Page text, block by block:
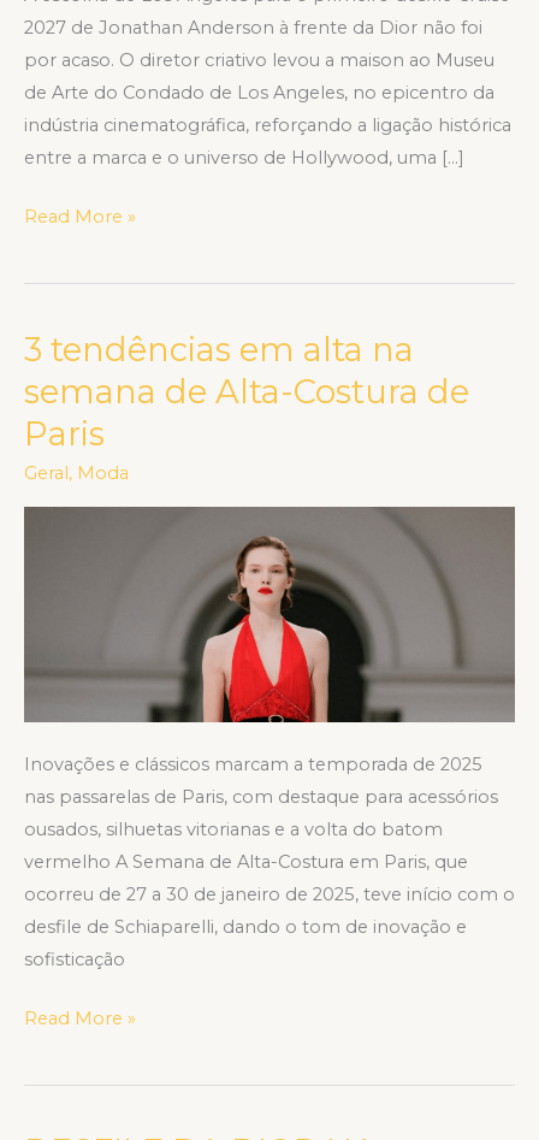
2027 de Jonathan Anderson à frente da Dior não foi
por acaso. O diretor criativo levou a maison ao Museu
de Arte do Condado de Los Angeles, no epicentro da
indústria cinematográfica, reforçando a ligação histórica
entre a marca e o universo de Hollywood, uma […]
Angeles
Read More »
3 tendências em alta na
semana de Alta-Costura de
Paris
Geral, Moda
Inovações e clássicos marcam a temporada de 2025
nas passarelas de Paris, com destaque para acessórios
ousados, silhuetas vitorianas e a volta do batom
vermelho A Semana de Alta-Costura em Paris, que
ocorreu de 27 a 30 de janeiro de 2025, teve início com o
desfile de Schiaparelli, dando o tom de inovação e
sofisticação
3
em
alta
na
semana
Read More »